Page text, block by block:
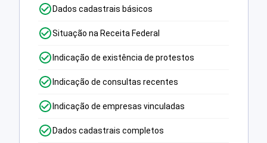
Dados cadastrais básicos
Situação na Receita Federal
Indicação de existência de protestos
Indicação de consultas recentes
Indicação de empresas vinculadas
Dados cadastrais completos